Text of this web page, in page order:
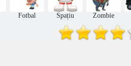
Snowboard în
jos
Icy Dash
Fotbal Spațiu Zombie